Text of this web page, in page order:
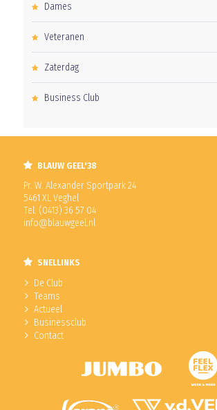
Dames
Veteranen
Zaterdag
Business Club
BLAUW GEEL'38
Pr. W. Alexander Sportpark 24
5461 XL Veghel
Tel. (0413) 36 57 04
info@blauwgeel.nl
SNELLINKS
De Club
Teams
Actueel
Businessclub
Contact